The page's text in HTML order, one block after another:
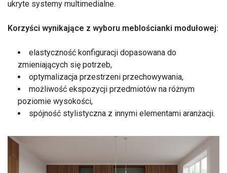
ukryte systemy multimedialne.
Korzyści wynikające z wyboru meblościanki modułowej:
elastyczność konfiguracji dopasowana do
zmieniających się potrzeb,
optymalizacja przestrzeni przechowywania,
możliwość ekspozycji przedmiotów na różnym
poziomie wysokości,
spójność stylistyczna z innymi elementami aranżacji.